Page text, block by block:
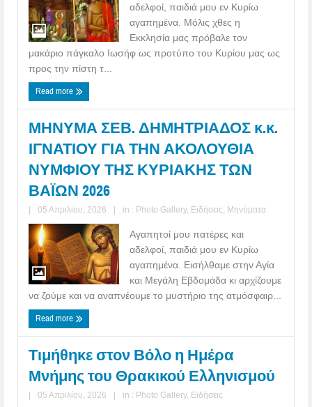
αδελφοί, παιδιά μου εν Κυρίω
αγαπημένα. Μόλις χθες η
Εκκλησία μας πρόβαλε τον
μακάριο πάγκαλο Ιωσήφ ως προτύπο του Κυρίου μας ως
προς την πίστη τ...
Read more
ΜΗΝΥΜΑ ΣΕΒ. ΔΗΜΗΤΡΙΑΔΟΣ κ.κ.
ΙΓΝΑΤΙΟΥ ΓΙΑ ΤΗΝ ΑΚΟΛΟΥΘΙΑ
ΝΥΜΦΙΟΥ ΤΗΣ ΚΥΡΙΑΚΗΣ ΤΩΝ
ΒΑΪΩΝ 2026
| 05 Απριλίου, 2026 | in : Photo Gallery, Ειδήσεις Μηνύματα
Αγαπητοί μου πατέρες και
αδελφοί, παιδιά μου εν Κυρίω
αγαπημένα. Εισήλθαμε στην Αγία
και Μεγάλη Εβδομάδα κι αρχίζουμε
να ζούμε και να αναπνέουμε το μυστήριο της ατμόσφαιρ...
Read more
Τιμήθηκε στον Βόλο η Ημέρα
Μνήμης του Θρακικού Ελληνισμού
| 05 Απριλίου, 2026 | in : Photo Gallery, Ειδήσεις